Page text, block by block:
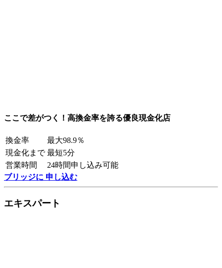
ここで差がつく！高換金率を誇る優良現金化店
換金率
最大98.9％
現金化まで 最短5分
営業時間
24時間申し込み可能
ブリッジに 申し込む
エキスパート